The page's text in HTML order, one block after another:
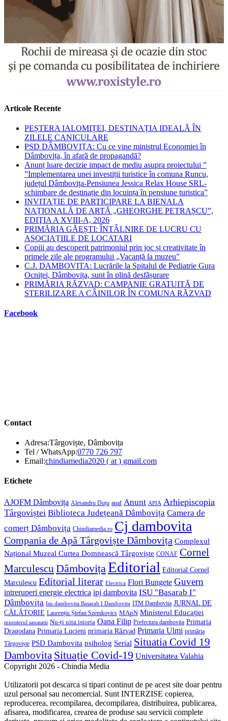
Articole Recente
PEȘTERA IALOMIȚEI, DESTINAȚIA IDEALĂ ÎN
ZILELE CANICULARE
PSD DÂMBOVIȚA: Cu ce vine ministrul Economiei în
Dâmbovița, în afară de propagandă?
Anunț luare decizie impact de mediu asupra proiectului ”
”Implementarea unei investiții turistice în comuna Runcu,
județul Dâmbovița-Pensiunea Jessica Relax House SRL-
schimbare de destinație din locuința în pensiune turistica”
INVITAȚIE DE PARTICIPARE LA BIENALA
NAȚIONALĂ DE ARTĂ „GHEORGHE PETRAȘCU”,
EDIŢIA A XVIII-A, 2026
PRIMĂRIA GĂEȘTI: ÎNTÂLNIRE DE LUCRU CU
ASOCIAȚIILE DE LOCATARI
Copiii au descoperit patrimoniul prin joc și creativitate în
primele zile ale programului „Vacanță la muzeu”
C.J. DAMBOVITA: Lucrările la Spitalul de Pediatrie Gura
Ocniței, Dâmbovița, sunt în plină desfășurare
PRIMĂRIA RĂZVAD: CAMPANIE GRATUITĂ DE
STERILIZARE A CÂINILOR ÎN COMUNA RĂZVAD
Facebook
Contact
Adresa:Târgoviște, Dâmbovița
Tel / WhatsApp:0770 726 797Opens
in
Email:chindiamedia2020 ( at ) gmail.comOpens
Etichete
AJOFM Dâmbovița Alesandru Duțu anaf Anunt APIA Arhiepiscopia
Târgoviștei Biblioteca Județeană Dâmbovița Camera de
comerț Dâmbovița Chindiamedia.ro Cj dambovita
Compania de Apă Târgoviște Dâmbovița Complexul
Național Muzeal Curtea Domnească Târgoviște CONAF Cornel
Marculescu Dâmbovița Editorial Editorial Cornel
Marculescu Editorial literar Electrica Flori Bungete Guvern
intreruperi energie electrica ipj dambovita ISU "Basarab I"
Dâmbovița Isu dambovita Basarab I Dambovita ITM Dambovita JURNAL DE
CĂLĂTORIE Laurențiu Ștefan Szemkovics MApN Ministerul Educației
ministerul sanatatii Nu-ți uita istoria Oana Filip Prefectura dambovita Primaria
Dragodana Primaria Lucieni primaria Răzvad Primaria Ulmi primăria
Târgoviște PSD Dambovita psiholog Serial Situatia Covid 19
Dambovita Situație Covid-19 Universitatea Valahia
Copyright 2026 - Chindia Media
Utilizatorii pot descarca si tipari continut de pe acest site doar pentru
uzul personal sau necomercial. Sunt INTERZISE copierea,
reproducerea, recompilarea, decompilarea, distribuirea, publicarea,
afisarea, modificarea, crearea de produse sau servicii complete